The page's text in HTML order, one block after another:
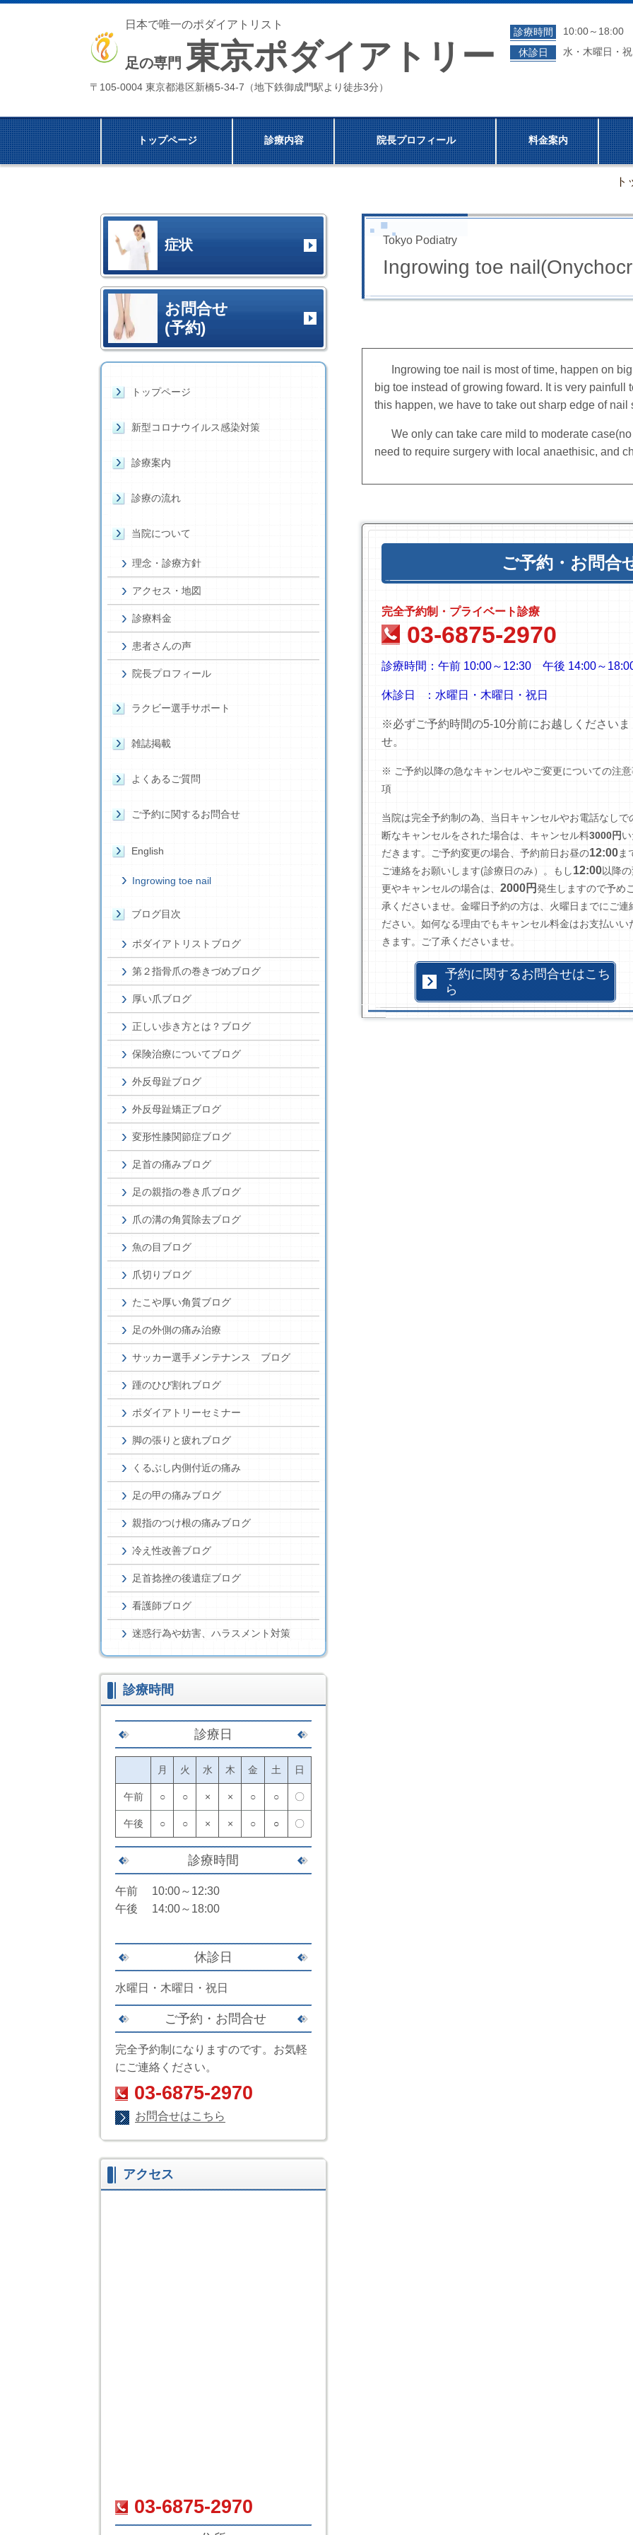
日本で唯一のポダイアトリスト
足の専門 東京ポダイアトリー
〒105-0004 東京都港区新橋5-34-7（地下鉄御成門駅より徒歩3分）
診療時間
10:00～18:00
休診日
水・木曜日・
トップページ 診療内容 院長プロフィール 料金案内
ト
Tokyo Podiatry
Ingrowing toe
Ingrowing toe nail is most of time, happen on
big toe instead of growing foward. It is very painfull
this happen, we have to take out sharp edge of
We only can take care mild to moderate
need to require surgery with local anaethisic, and
ご予約・お問合
完全予約制・プライベート診療
03-6875-2970
診療時間： 午前 10:00～12:30 午後 14:00～
休診日 ：水曜日・木曜日・祝日
※必ずご予約時間の5-10分前にお越しくださいま
せ。
※ ご予約以降の急なキャンセルやご変更についての注意
項
当院は完全予約制の為、当日キャンセルやお電話なしで
断なキャンセルをされた場合は、キャンセル料3000円
だきます。 ご予約変更の場合、予約前日お昼の12:00ま
ご連絡をお願いします(診療日のみ） 。もし12:00以降
更やキャンセルの場合は、 2000円発生しますので予め
承くださいませ。金曜日予約の方は、火曜日までにご連
ださい。如何なる理由でもキャンセル料金はお支払いい
きます。ご了承くださいませ。
予約に関するお問合せはこち
ら
症状
お問合せ
(予約)
トップページ
新型コロナウイルス感染対策
診療案内
診療の流れ
当院について
理念・診療方針
アクセス・地図
診療料金
患者さんの声
院長プロフィール
ラクビー選手サポート
雑誌掲載
よくあるご質問
ご予約に関するお問合せ
English
Ingrowing toe nail
ブログ目次
ポダイアトリストブログ
第２指骨爪の巻きづめブログ
厚い爪ブログ
正しい歩き方とは？ブログ
保険治療についてブログ
外反母趾ブログ
外反母趾矯正ブログ
変形性膝関節症ブログ
足首の痛みブログ
足の親指の巻き爪ブログ
爪の溝の角質除去ブログ
魚の目ブログ
爪切りブログ
たこや厚い角質ブログ
足の外側の痛み治療
サッカー選手メンテナンス ブログ
踵のひび割れブログ
ポダイアトリーセミナー
脚の張りと疲れブログ
くるぶし内側付近の痛み
足の甲の痛みブログ
親指のつけ根の痛みブログ
冷え性改善ブログ
足首捻挫の後遺症ブログ
看護師ブログ
迷惑行為や妨害、ハラスメント対策
診療時間
診療日
月 火 水 木 金 土 日
午前 ○ ○ × × ○ ○ 〇
午後 ○ ○ × × ○ ○ 〇
診療時間
午前 10:00～12:30
午後 14:00～18:00
休診日
水曜日・木曜日・祝日
ご予約・お問合せ
完全予約制になりますのです。お気軽
にご連絡ください。
03-6875-2970
お問合せはこちら
アクセス
03-6875-2970